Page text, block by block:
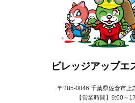
ビレッジアップエ
〒285-0846 千葉県佐倉市上
【営業時間】9:00～